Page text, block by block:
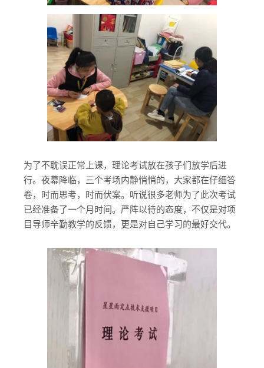
为了不耽误正常上课，理论考试放在孩子们放学后进
行。夜幕降临，三个考场内静悄悄的，大家都在仔细答
卷，时而思考，时而伏案。听说很多老师为了此次考试
已经准备了一个月时间。严阵以待的态度，不仅是对项
目导师辛勤教学的反馈，更是对自己学习的最好交代。